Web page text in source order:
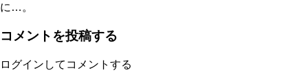
に…。
コメントを投稿する
ログインしてコメントする